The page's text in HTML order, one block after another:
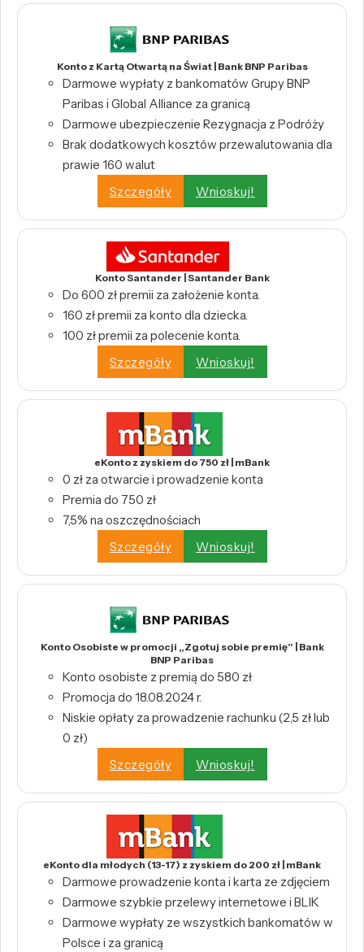
Konto z Kartą Otwartą na Świat | Bank BNP Paribas
Darmowe wypłaty z bankomatów Grupy BNP
Paribas i Global Alliance za granicą
Darmowe ubezpieczenie Rezygnacja z Podróży
Brak dodatkowych kosztów przewalutowania dla
prawie 160 walut
Szczegóły
Wnioskuj!
Konto Santander | Santander Bank
Do 600 zł premii za założenie konta.
160 zł premii za konto dla dziecka.
100 zł premii za polecenie konta.
Szczegóły
Wnioskuj!
eKonto z zyskiem do 750 zł | mBank
0 zł za otwarcie i prowadzenie konta
Premia do 750 zł
7,5% na oszczędnościach
Szczegóły
Wnioskuj!
Konto Osobiste w promocji „Zgotuj sobie premię” | Bank
BNP Paribas
Konto osobiste z premią do 580 zł
Promocja do 18.08.2024 r.
Niskie opłaty za prowadzenie rachunku (2,5 zł lub
0 zł)
Szczegóły
Wnioskuj!
eKonto dla młodych (13-17) z zyskiem do 200 zł | mBank
Darmowe prowadzenie konta i karta ze zdjęciem
Darmowe szybkie przelewy internetowe i BLIK
Darmowe wypłaty ze wszystkich bankomatów w
Polsce i za granicą